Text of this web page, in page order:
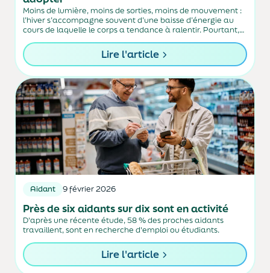
Moins de lumière, moins de sorties, moins de mouvement :
l’hiver s’accompagne souvent d’une baisse d’énergie au
cours de laquelle le corps a tendance à ralentir. Pourtant,
physique joue un rôle...Lire l'article
Aidant 9 février 2026
Près de six aidants sur dix sont en activité
D'après une récente étude, 58 % des proches aidants
travaillent, sont en recherche d'emploi ou étudiants.
Lire l'article